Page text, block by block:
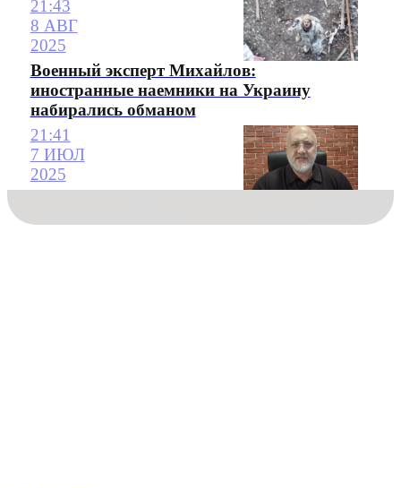
21:43
8 АВГ
2025
Военный эксперт Михайлов:
иностранные наемники на Украину
набирались обманом
21:41
7 ИЮЛ
2025